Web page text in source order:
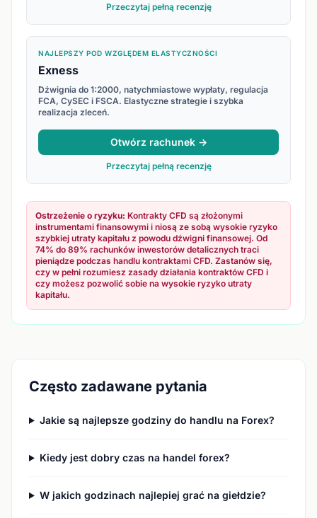
Przeczytaj pełną recenzję
NAJLEPSZY POD WZGLĘDEM ELASTYCZNOŚCI
Exness
Dźwignia do 1:2000, natychmiastowe wypłaty, regulacja
FCA, CySEC i FSCA. Elastyczne strategie i szybka
realizacja zleceń.
Otwórz rachunek →
Przeczytaj pełną recenzję
Ostrzeżenie o ryzyku: Kontrakty CFD są złożonymi
instrumentami finansowymi i niosą ze sobą wysokie ryzyko
szybkiej utraty kapitału z powodu dźwigni finansowej. Od
74% do 89% rachunków inwestorów detalicznych traci
pieniądze podczas handlu kontraktami CFD. Zastanów się,
czy w pełni rozumiesz zasady działania kontraktów CFD i
czy możesz pozwolić sobie na wysokie ryzyko utraty
kapitału.
Często zadawane pytania
Jakie są najlepsze godziny do handlu na Forex?
Kiedy jest dobry czas na handel forex?
W jakich godzinach najlepiej grać na giełdzie?